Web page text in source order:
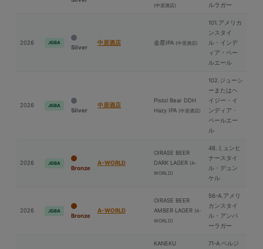
(中居酒店)
ルラガー
2026 JGBA
Silver
中居酒店 ⾦星IPA (中居酒店)
101.アメリカ
ンスタイ
ル・インデ
ィア・ペー
ルエール
2026 JGBA
Silver
中居酒店
Pistol Bear DDH
Hazy IPA (中居酒店)
102.ジューシ
ーまたはヘ
イジー・イ
ンディア・
ペールエー
ル
2026 JGBA
Bronze
A-WORLD
OIRASE BEER
DARK LAGER (A-
WORLD)
48.ミュンヒ
ナースタイ
ル・デュン
ケル
2026 JGBA
Bronze
A-WORLD
OIRASE BEER
AMBER LAGER (A-
WORLD)
56-A.アメリ
カンスタイ
ル・アンバ
ーラガー
KANEKU
71-A.ベルジ